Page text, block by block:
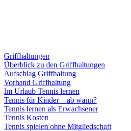
Griffhaltungen
Überblick zu den Griffhaltungen
Aufschlag Griffhaltung
Vorhand Griffhaltung
Im Urlaub Tennis lernen
Tennis für Kinder – ab wann?
Tennis lernen als Erwachsener
Tennis Kosten
Tennis spielen ohne Mitgliedschaft